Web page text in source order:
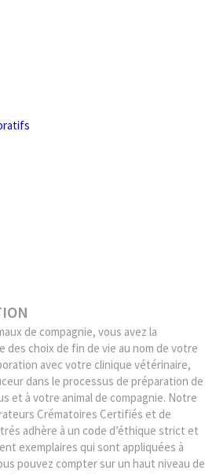
de compagnie, vous avez la
des choix de fin de vie au nom de votre
avec votre clinique vétérinaire,
dans le processus de préparation de
et à votre animal de compagnie. Notre
Crématoires Certifiés et de
adhère à un code d’éthique strict et
exemplaires qui sont appliquées à
pouvez compter sur un haut niveau de